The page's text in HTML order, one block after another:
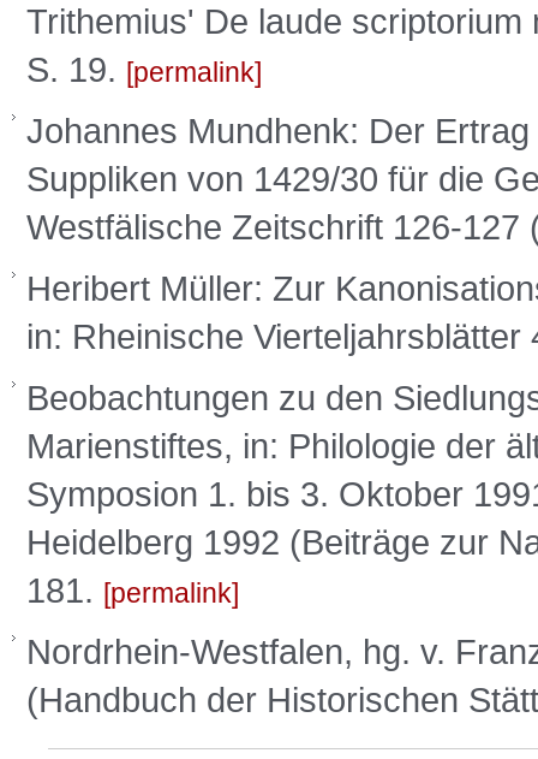
Trithemius' De laude
S. 19.
permalink
Johannes Mundhenk: Der
Suppliken von 1429/30 für die
Westfälische Zeitschrift 126-
Heribert Müller: Zur
in: Rheinische
Beobachtungen zu den
Marienstiftes, in: Philologie der
Symposion 1. bis 3. Oktober
Heidelberg 1992 (Beiträge zur
181.
permalink
Nordrhein-Westfalen, hg. v.
(Handbuch der Historischen